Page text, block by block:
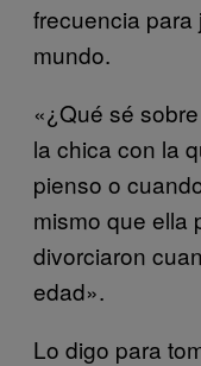
frecuencia para
mundo.
«¿Qué sé
la chica con la
pienso o
mismo que ella
divorciaron
edad».
Lo digo para